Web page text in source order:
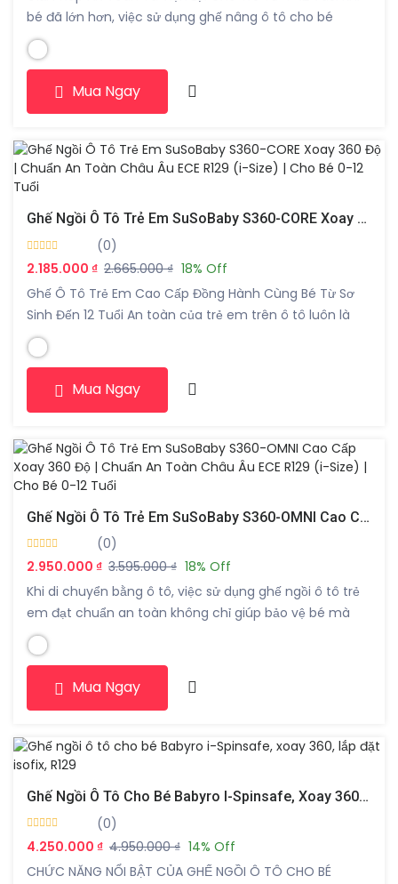
bé đã lớn hơn, việc sử dụng ghế nâng ô tô cho bé
(Booster Seat) là giải pháp cần thiết giúp dây an toàn
trên xe hoạt động đúng cách và bảo vệ trẻ hiệu quả
Mua Ngay
Ghế Ngồi Ô Tô Trẻ Em SuSoBaby S360-CORE Xoay 360 Độ | Chuẩn An Toàn Châu Âu ECE R129 (i-Size) | Cho Bé 0-12 Tuổi
(0)
2.185.000 ₫ 2.665.000 ₫ 18% Off
Ghế Ô Tô Trẻ Em Cao Cấp Đồng Hành Cùng Bé Từ Sơ
Sinh Đến 12 Tuổi An toàn của trẻ em trên ô tô luôn là
mối quan tâm hàng đầu của các bậc phụ huynh. Với
thiết kế hiện đại, khả năng xoay 360 độ tiện lợi cùng tiêu
Mua Ngay
Ghế Ngồi Ô Tô Trẻ Em SuSoBaby S360-OMNI Cao Cấp Xoay 360 Độ | Chuẩn An Toàn Châu Âu ECE R129 (i-Size) | Cho Bé 0-12 Tuổi
(0)
2.950.000 ₫ 3.595.000 ₫ 18% Off
Khi di chuyển bằng ô tô, việc sử dụng ghế ngồi ô tô trẻ
em đạt chuẩn an toàn không chỉ giúp bảo vệ bé mà
còn là trách nhiệm của mỗi bậc phụ huynh. Ghế ngồi ô
tô trẻ em SuSoBaby S360-OMNI được thiết kế theo tiêu
chuẩn an toàn Châu Âu ECE R129 […]
Mua Ngay
Ghế Ngồi Ô Tô Cho Bé Babyro I-Spinsafe, Xoay 360, Lắp Đặt Isofix, R129
(0)
4.250.000 ₫ 4.950.000 ₫ 14% Off
CHỨC NĂNG NỔI BẬT CỦA GHẾ NGỒI Ô TÔ CHO BÉ